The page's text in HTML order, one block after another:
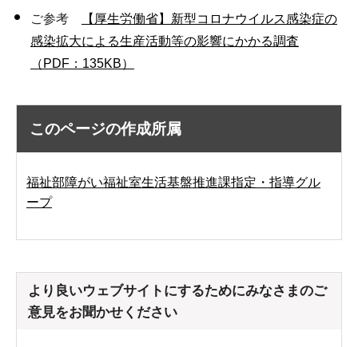
ご参考
【厚生労働省】新型コロナウイルス感染症の
感染拡大による生産活動等の影響にかかる調査
（PDF：135KB）
このページの作成所属
福祉部障がい福祉室生活基盤推進課指定・指導グル
ープ
より良いウェブサイトにするためにみなさまのご
意見をお聞かせください